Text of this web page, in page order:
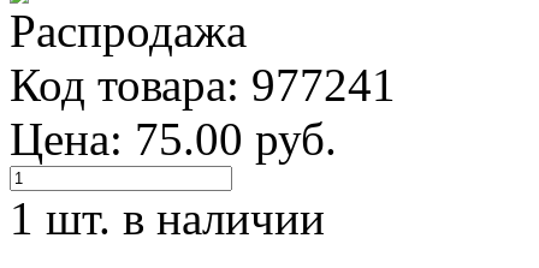
Код товара: 977241
Цена: 75.00 руб.
1 шт. в наличии